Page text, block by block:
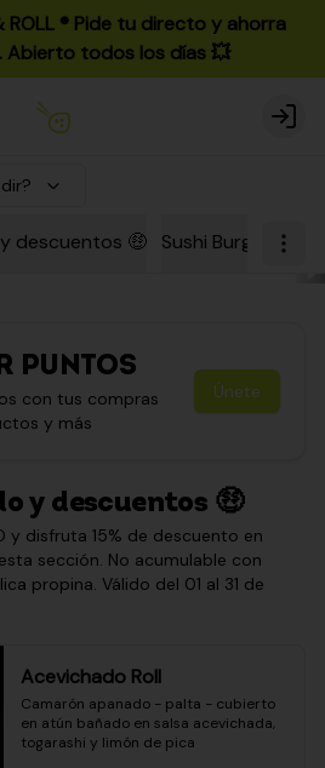
ROLL ®️ Pide tu directo y ahorra
Abierto todos los días 💥
Login
descuentos 🤑 Sushi Burgers
PUNTOS
con tus compras
y más
Únete
y descuentos 🤑
y disfruta 15% de descuento en
sección. No acumulable con
propina. Válido del 01 al 31 de
Acevichado Roll
Camarón apanado - palta - cubierto
en atún bañado en salsa acevichada,
togarashi y limón de pica